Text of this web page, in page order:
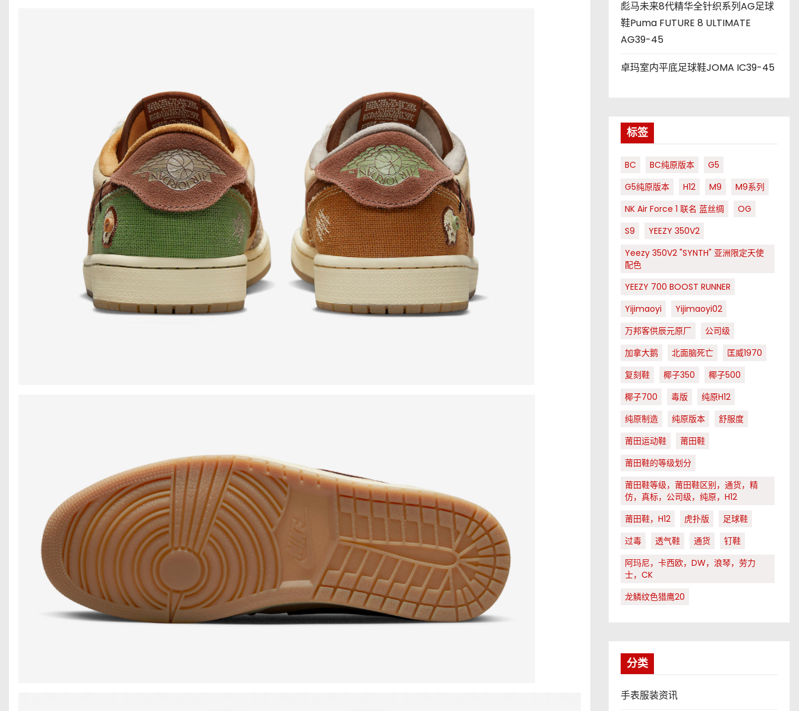
彪马未来8代精华全针织系列AG足球
鞋Puma FUTURE 8 ULTIMATE
AG39-45
卓玛室内平底足球鞋JOMA IC39-45
标签
BC BC纯原版本
G5
G5纯原版本
H12 M9
M9系列
NK Air Force 1 联名 蓝丝绸
OG
S9
YEEZY 350V2
Yeezy 350V2 "SYNTH" 亚洲限定天使
配色
YEEZY 700 BOOST RUNNER
Yijimaoyi
Yijimaoyi02
万邦客供辰元原厂
公司级
加拿大鹅
北面脑死亡
匡威1970
复刻鞋
椰子350
椰子500
椰子700
毒版
纯原H12
纯原制造
纯原版本
舒服度
莆田运动鞋
莆田鞋
莆田鞋的等级划分
莆田鞋等级，莆田鞋区别，通货，精
仿，真标，公司级，纯原，H12
莆田鞋，H12
虎扑版
足球鞋
过毒
透气鞋 通货
钉鞋
阿玛尼，卡西欧，DW，浪琴，劳力
士，CK
龙鳞纹色猎鹰20
分类
手表服装资讯